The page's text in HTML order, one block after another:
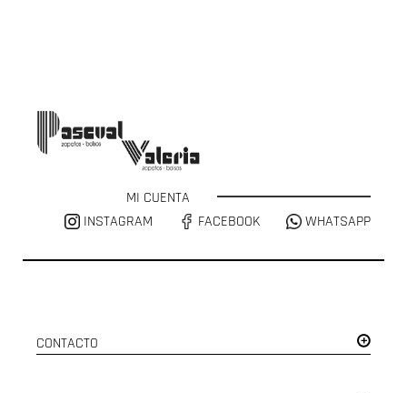
MI CUENTA
INSTAGRAM
FACEBOOK WHATSAPP
CONTACTO